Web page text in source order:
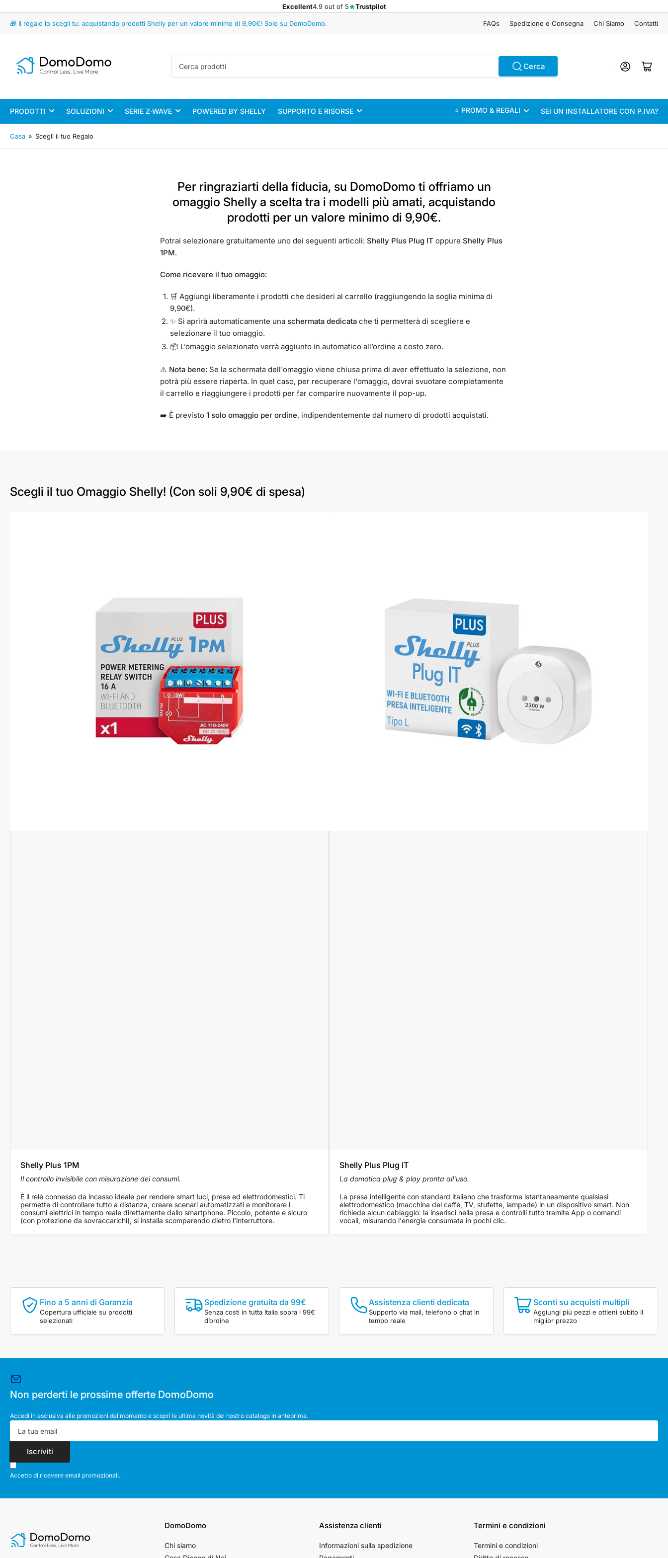
Excellent4.9 out of 5 Trustpilot
🎁 Il regalo lo scegli tu: acquistando prodotti Shelly per un valore minimo di 9,90€! Solo su DomoDomo. FAQs Spedizione e Consegna Chi Siamo Contatti
Cerca
prodotti
Cerca AccediApri il mini
PRODOTTI SOLUZIONI SERIE Z-WAVE POWERED BY SHELLY SUPPORTO E RISORSE ⭐ PROMO & REGALI SEI UN INSTALLATORE CON P.IVA?
Casa » Scegli il tuo Regalo
Per ringraziarti della fiducia, su DomoDomo ti offriamo un
omaggio Shelly a scelta tra i modelli più amati, acquistando
prodotti per un valore minimo di 9,90€.
Potrai selezionare gratuitamente uno dei seguenti articoli: Shelly Plus Plug IT oppure Shelly Plus
1PM.
Come ricevere il tuo omaggio:
🛒 Aggiungi liberamente i prodotti che desideri al carrello (raggiungendo la soglia minima di
9,90€).
✨ Si aprirà automaticamente una schermata dedicata che ti permetterà di scegliere e
selezionare il tuo omaggio.
📦 L’omaggio selezionato verrà aggiunto in automatico all’ordine a costo zero.
⚠️ Nota bene: Se la schermata dell'omaggio viene chiusa prima di aver effettuato la selezione, non
potrà più essere riaperta. In quel caso, per recuperare l'omaggio, dovrai svuotare completamente
il carrello e riaggiungere i prodotti per far comparire nuovamente il pop-up.
➡️ È previsto 1 solo omaggio per ordine, indipendentemente dal numero di prodotti acquistati.
Scegli il tuo Omaggio Shelly! (Con soli 9,90€ di spesa)
1PM
Shelly Plus 1PM
Il controllo invisibile con misurazione dei consumi.
È il relè connesso da incasso ideale per rendere smart luci, prese ed elettrodomestici. Ti
permette di controllare tutto a distanza, creare scenari automatizzati e monitorare i
consumi elettrici in tempo reale direttamente dallo smartphone. Piccolo, potente e sicuro
(con protezione da sovraccarichi), si installa scomparendo dietro l'interruttore.
Shelly Plus Plug IT
La domotica plug & play pronta all'uso.
La presa intelligente con standard italiano che trasforma istantaneamente qualsiasi
elettrodomestico (macchina del caffè, TV, stufette, lampade) in un dispositivo smart. Non
richiede alcun cablaggio: la inserisci nella presa e controlli tutto tramite App o comandi
vocali, misurando l'energia consumata in pochi clic.
Fino a 5 anni di Garanzia
Copertura ufficiale su prodotti
selezionati
Spedizione gratuita da 99€
Senza costi in tutta Italia sopra i 99€
d’ordine
Assistenza clienti dedicata
Supporto via mail, telefono o chat in
tempo reale
Sconti su acquisti multipli
Aggiungi più pezzi e ottieni subito il
miglior prezzo
Non perderti le prossime offerte DomoDomo
Accedi in esclusiva alle promozioni del momento e scopri le ultime novità del nostro catalogo in anteprima.
La
tua
email
Iscriviti
Accetto di ricevere email promozionali.
DomoDomo
Chi siamo
Assistenza clienti
Informazioni sulla spedizione
Termini e condizioni
Termini e condizioni